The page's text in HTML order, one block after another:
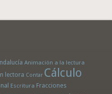
Animación a la lectura
lectora Contar Cálculo
Escritura Fracciones